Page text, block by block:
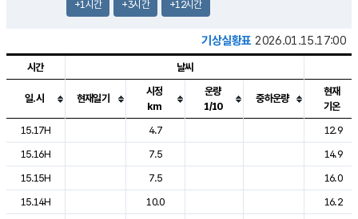
+1시간 +3시간 +12시간
기상실황표 2026.01.15.17:00
도시별 기상실황표로 지점, 날씨, 기온, 강수, 바람, 기압등을 안내한 표입
시간 날씨
일.시 현재일기
시정
km
운량
1/10
중하운량
현재
기온
15.17H
4.7
12.9
15.16H
7.5
14.9
15.15H
7.5
16.0
15.14H
10.0
16.2